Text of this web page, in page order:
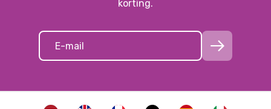
korting.